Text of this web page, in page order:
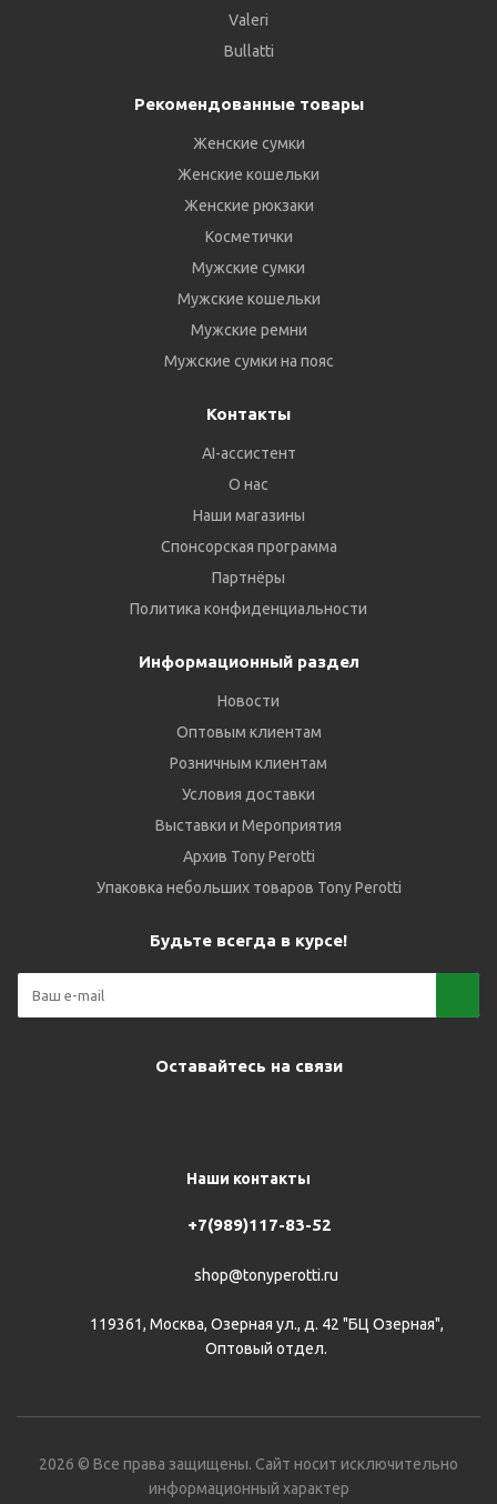
Valeri
Bullatti
Рекомендованные товары
Женские сумки
Женские кошельки
Женские рюкзаки
Косметички
Мужские сумки
Мужские кошельки
Мужские ремни
Мужские сумки на пояс
Контакты
AI-ассистент
О нас
Наши магазины
Спонсорская программа
Партнёры
Политика конфиденциальности
Информационный раздел
Новости
Оптовым клиентам
Розничным клиентам
Условия доставки
Выставки и Мероприятия
Архив Tony Perotti
Упаковка небольших товаров Tony Perotti
Будьте всегда в курсе!
Оставайтесь на связи
Наши контакты
+7(989)117-83-52
shop@tonyperotti.ru
119361, Москва, Озерная ул., д. 42 "БЦ Озерная",
Оптовый отдел.
2026 © Все права защищены. Сайт носит исключительно
информационный характер